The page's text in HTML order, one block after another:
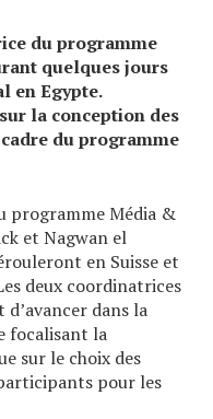
du programme
quelques jours
en Egypte.
la conception des
du programme
programme Média &
et Nagwan el
en Suisse et
deux coordinatrices
dans la
focalisant la
sur le choix des
pour les